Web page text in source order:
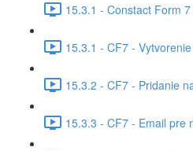
15.3.1 - Constact Form
15.3.1 - CF7 -
15.3.2 - CF7 - Pridanie
15.3.3 - CF7 - Email pre